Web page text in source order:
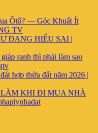
Ôtô? — Góc Khuất Ít
TV
ĐANG HIỂU SAI |
ranh thì phải làm sao
hợp thửa đất năm 2026 |
LÀM KHI ĐI MUA NHÀ